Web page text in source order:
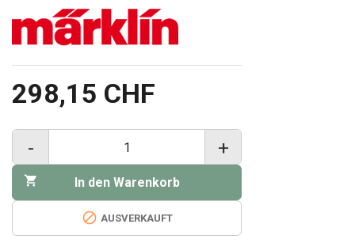
298,15 CHF
- +
 In den Warenkorb
 AUSVERKAUFT